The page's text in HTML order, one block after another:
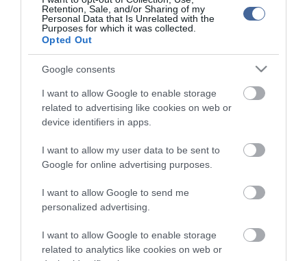
Retention, Sale, and/or Sharing of my
Personal Data that Is Unrelated with the
Purposes for which it was collected.
Opted Out
Google consents
I want to allow Google to enable storage
related to advertising like cookies on web or
device identifiers in apps.
I want to allow my user data to be sent to
Google for online advertising purposes.
I want to allow Google to send me
personalized advertising.
I want to allow Google to enable storage
related to analytics like cookies on web or
Porvihar